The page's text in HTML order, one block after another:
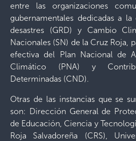
entre las organizaciones
gubernamentales dedicadas a
desastres (GRD) y Cambio
Nacionales (SN) de la Cruz Roja,
efectiva del Plan Nacional de
Climático (PNA) y
Determinadas (CND).
Otras de las instancias que se
son: Dirección General de
de Educación, Ciencia y
Roja Salvadoreña (CRS),